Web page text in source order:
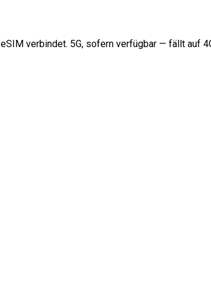
verbindet. 5G, sofern verfügbar — fällt auf